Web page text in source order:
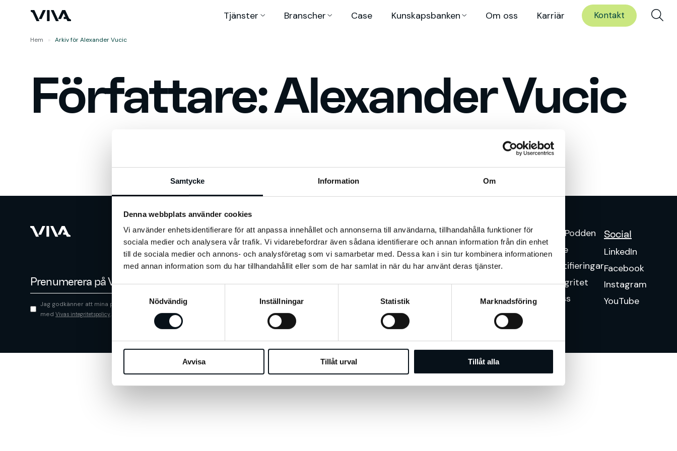
Samtycke Information Om
Denna webbplats använder cookies
Vi använder enhetsidentifierare för att anpassa innehållet och annonserna till användarna, tillhandahålla funktioner för
sociala medier och analysera vår trafik. Vi vidarebefordrar även sådana identifierare och annan information från din enhet
till de sociala medier och annons- och analysföretag som vi samarbetar med. Dessa kan i sin tur kombinera informationen
med annan information som du har tillhandahållit eller som de har samlat in när du har använt deras tjänster.
a
s
Nödvändig Inställningar Statistik Marknadsföring
Avvisa Tillåt urval Tillåt alla
Tjänster Branscher Case Kunskaps­banken Om oss Karriär Kontakt
Hem » Arkiv för Alexander Vucic
Författare:Alexander Vucic
Jag godkänner att mina personliga uppgifter lagras i enlighet
med Vivas integritetspolicy.
VD-Podden
Care
Certifieringar
Integritet
Press
Social
LinkedIn
Facebook
Instagram
YouTube